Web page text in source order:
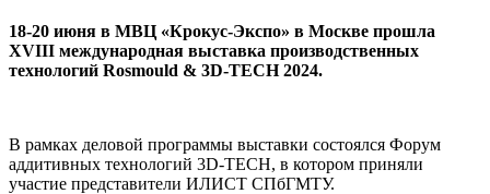
18-20 июня в МВЦ «Крокус-Экспо» в Москве прошла
XVIII международная выставка производственных
технологий Rosmould & 3D-TECH 2024.
В рамках деловой программы выставки состоялся Форум
аддитивных технологий 3D-TECH, в котором приняли
участие представители ИЛИСТ СПбГМТУ.